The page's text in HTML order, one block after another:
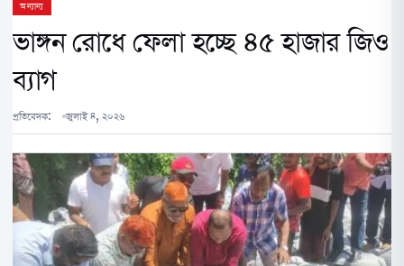
অন্যান্য
ভাঙ্গন রোধে ফেলা হচ্ছে ৪৫ হাজার জিও
ব্যাগ
প্রতিবেদক: জুলাই ৪, ২০২৬